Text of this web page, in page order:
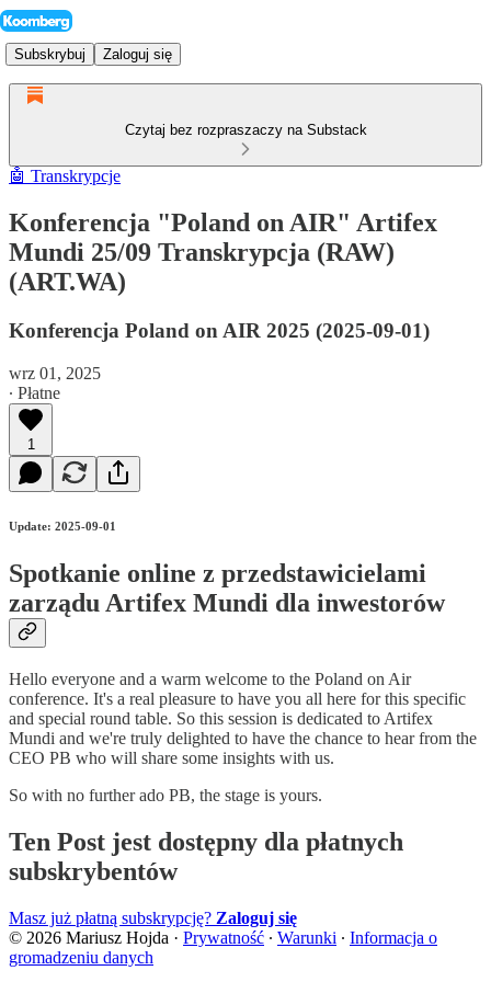
Subskrybuj Zaloguj się
Czytaj bez rozpraszaczy na Substack
🤖 Transkrypcje
Konferencja "Poland on AIR" Artifex
Mundi 25/09 Transkrypcja (RAW)
(ART.WA)
Konferencja Poland on AIR 2025 (2025-09-01)
wrz 01, 2025
∙ Płatne
1
Update: 2025-09-01
Spotkanie online z przedstawicielami
zarządu Artifex Mundi dla inwestorów
Hello everyone and a warm welcome to the Poland on Air
conference. It's a real pleasure to have you all here for this specific
and special round table. So this session is dedicated to Artifex
Mundi and we're truly delighted to have the chance to hear from the
CEO PB who will share some insights with us.
So with no further ado PB, the stage is yours.
Ten Post jest dostępny dla płatnych
subskrybentów
Masz już płatną subskrypcję? Zaloguj się
© 2026 Mariusz Hojda · Prywatność ∙ Warunki ∙ Informacja o
gromadzeniu danych